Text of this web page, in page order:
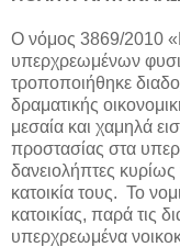
Ο νόμος 3869/2010
υπερχρεωμένων
τροποποιήθηκε
δραματικής
μεσαία και χαμηλά
προστασίας στα
δανειολήπτες
κατοικία τους. Το
κατοικίας, παρά τις
υπερχρεωμένα